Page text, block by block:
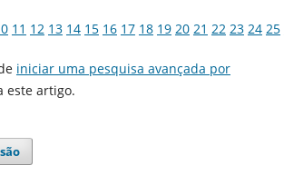
11 12 13 14 15 16 17 18 19 20 21 22 23 24 25
iniciar uma pesquisa avançada por
este artigo.